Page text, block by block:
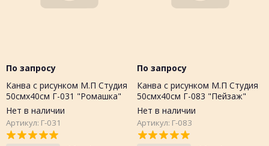
По запросу
Канва с рисунком М.П Студия
50смх40см Г-031 "Ромашка"
Нет в наличии
Артикул: Г-031
По запросу
Канва с рисунком М.П Студия
50смх40см Г-083 "Пейзаж"
Нет в наличии
Артикул: Г-083